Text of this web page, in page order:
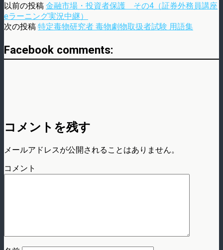
以前の投稿 金融市場・投資者保護 その4（証券外務員講座
eラーニング実況中継）
次の投稿 特定毒物研究者 毒物劇物取扱者試験 用語集
Facebook comments:
コメントを残す
メールアドレスが公開されることはありません。
コメント